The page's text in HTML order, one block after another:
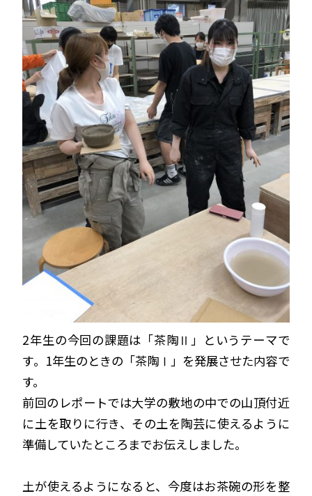
2年生の今回の課題は「茶陶Ⅱ」というテーマで
す。1年生のときの「茶陶Ⅰ」を発展させた内容で
す。
前回のレポートでは大学の敷地の中での山頂付近
に土を取りに行き、その土を陶芸に使えるように
準備していたところまでお伝えしました。
土が使えるようになると、今度はお茶碗の形を整